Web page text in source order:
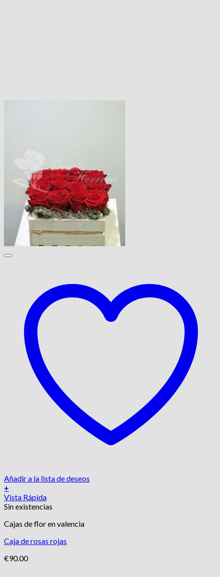
Añadir a la lista de deseos
+
Vista Rápida
Sin existencias
Cajas de flor en valencia
Caja de rosas rojas
€90.00